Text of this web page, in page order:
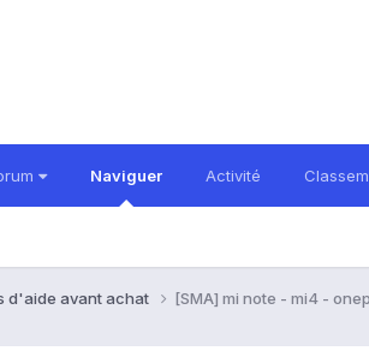
Naviguer Activité
d'aide avant achat [SMA] mi note - mi4 -